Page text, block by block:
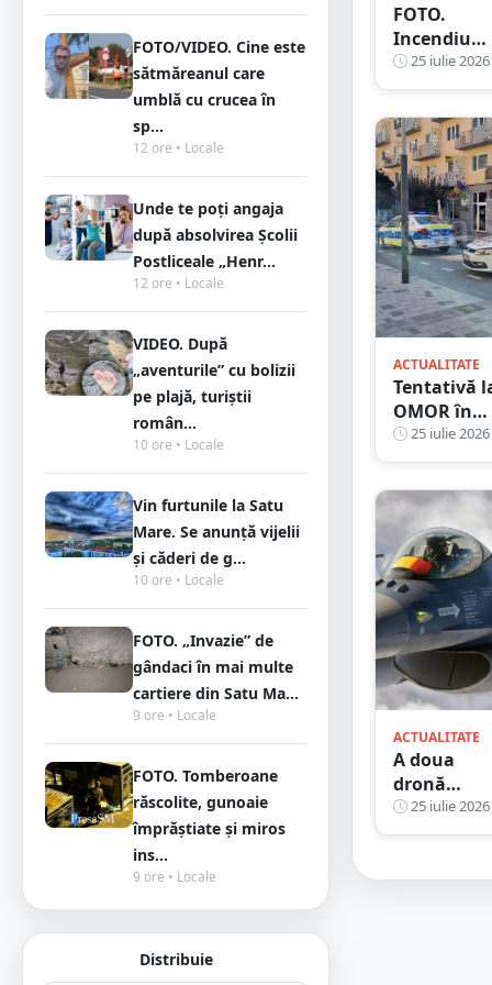
FOTO/VIDEO. Cine este
sătmăreanul care
umblă cu crucea în
sp...
12 ore • Locale
Unde te poți angaja
după absolvirea Școlii
Postliceale „Henr...
12 ore • Locale
VIDEO. După
„aventurile” cu bolizii
pe plajă, turiștii
român...
10 ore • Locale
Vin furtunile la Satu
Mare. Se anunță vijelii
și căderi de g...
10 ore • Locale
FOTO. „Invazie” de
gândaci în mai multe
cartiere din Satu Ma...
9 ore • Locale
FOTO. Tomberoane
răscolite, gunoaie
împrăștiate și miros
ins...
9 ore • Locale
Distribuie
FOTO.
Incendiu
violent la o
mare
de mobilă.
Peste 30 de
pompieri
luptă cu
flăcările,
județul
vecin
25 iulie 2026
ACTUALITATE
Tentativă
OMOR în
Satu Mare.
Instructor
auto rănit
cu cuțitul, i
s-a distrus
mașina
25 iulie 2026
ACTUALITATE
A doua
dronă
doborâtă în
România!
român de
25 iulie 2026